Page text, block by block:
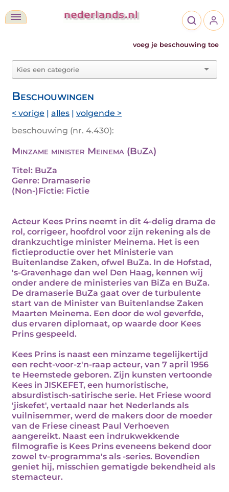
voeg je beschouwing toe
Beschouwingen
< vorige | alles | volgende >
beschouwing (nr. 4.430):
Minzame minister Meinema (BuZa)
Titel: BuZa
Genre: Dramaserie
(Non-)Fictie: Fictie
Acteur Kees Prins neemt in dit 4-delig drama de
rol, corrigeer, hoofdrol voor zijn rekening als de
drankzuchtige minister Meinema. Het is een
fictieproductie over het Ministerie van
Buitenlandse Zaken, ofwel BuZa. In de Hofstad,
's-Gravenhage dan wel Den Haag, kennen wij
onder andere de ministeries van BiZa en BuZa.
De dramaserie BuZa gaat over de turbulente
start van de Minister van Buitenlandse Zaken
Maarten Meinema. Een door de wol geverfde,
dus ervaren diplomaat, op waarde door Kees
Prins gespeeld.
Kees Prins is naast een minzame tegelijkertijd
een recht-voor-z'n-raap acteur, van 7 april 1956
te Heemstede geboren. Zijn kunsten vertoonde
Kees in JISKEFET, een humoristische,
absurdistisch-satirische serie. Het Friese woord
'jiskefet', vertaald naar het Nederlands als
vuilnisemmer, werd de makers door de moeder
van de Friese cineast Paul Verhoeven
aangereikt. Naast een indrukwekkende
filmografie is Kees Prins eveneens bekend door
zowel tv-programma's als -series. Bovendien
geniet hij, misschien gematigde bekendheid als
stemacteur.